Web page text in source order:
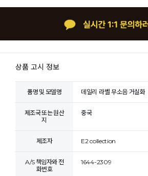
상품 고시 정보
품명 및 모델명 데일리 라벨 무소음 거실화
제조국 또는 원산
지
중국
제조자 E2 collection
A/S 책임자와 전
화번호
1644-2309